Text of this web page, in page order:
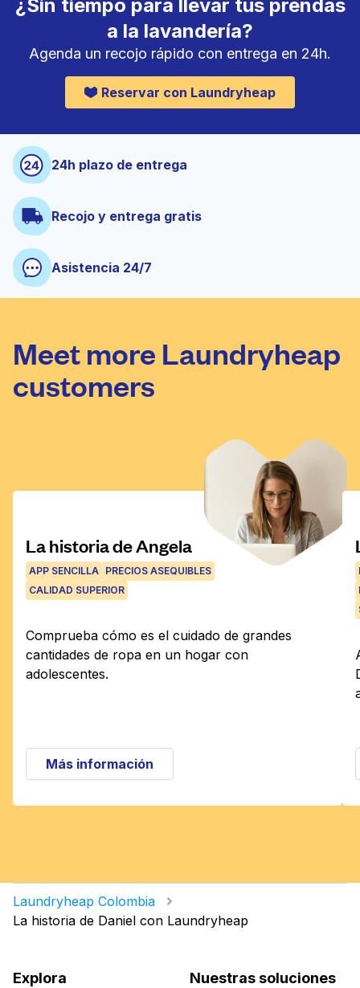
¿Sin tiempo para llevar tus prendas
a la lavandería?
Agenda un recojo rápido con entrega en 24h.
Reservar con Laundryheap
24h plazo de entrega
Recojo y entrega gratis
Asistencia 24/7
Meet more Laundryheap
customers
La historia de Angela
APP SENCILLA PRECIOS ASEQUIBLES
CALIDAD SUPERIOR
Comprueba cómo es el cuidado de grandes
cantidades de ropa en un hogar con
adolescentes.
Más información
Laundryheap Colombia
La historia de Daniel con Laundryheap
Explora Nuestras soluciones